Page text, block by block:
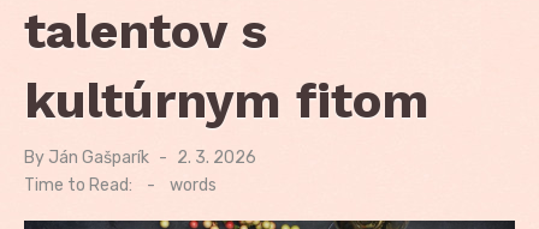
talentov s
kultúrnym fitom
By Ján Gašparík
Posted
on
2. 3. 2026
Time to Read:
- words